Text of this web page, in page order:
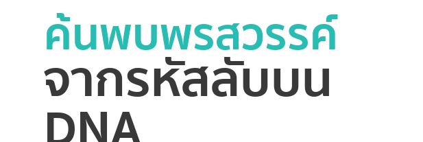
ค้นพบพรสวรรค์
จากรหัสลับบน